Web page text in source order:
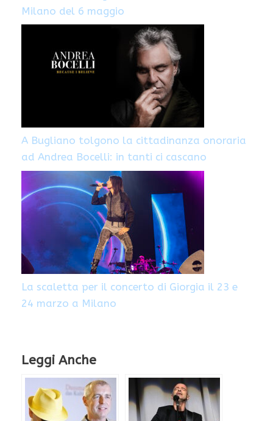
Milano del 6 maggio
A Bugliano tolgono la cittadinanza onoraria
ad Andrea Bocelli: in tanti ci cascano
La scaletta per il concerto di Giorgia il 23 e
24 marzo a Milano
Leggi Anche